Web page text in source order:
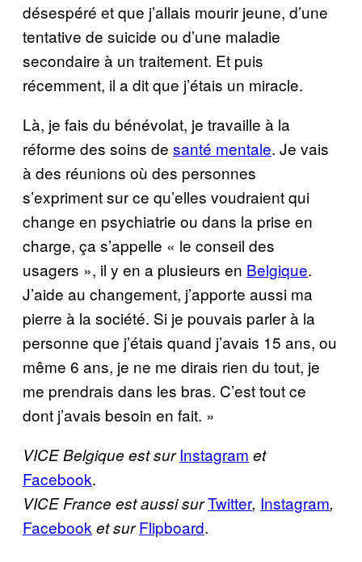
désespéré et que j’allais mourir jeune, d’une
tentative de suicide ou d’une maladie
secondaire à un traitement. Et puis
récemment, il a dit que j’étais un miracle.
Là, je fais du bénévolat, je travaille à la
réforme des soins de santé mentale. Je vais
à des réunions où des personnes
s’expriment sur ce qu’elles voudraient qui
change en psychiatrie ou dans la prise en
charge, ça s’appelle « le conseil des
usagers », il y en a plusieurs en Belgique.
J’aide au changement, j’apporte aussi ma
pierre à la société. Si je pouvais parler à la
personne que j’étais quand j’avais 15 ans, ou
même 6 ans, je ne me dirais rien du tout, je
me prendrais dans les bras. C’est tout ce
dont j’avais besoin en fait. »
VICE Belgique est sur Instagram et
Facebook.
VICE France est aussi surTwitter, Instagram,
Facebook et sur Flipboard.